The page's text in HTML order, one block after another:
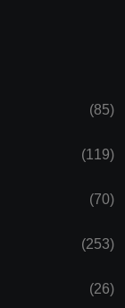
(85)
(119)
(70)
(253)
(26)